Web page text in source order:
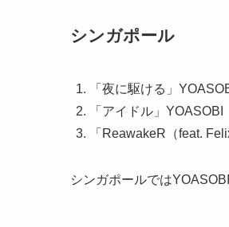
シンガポール
「夜に駆ける」
「アイドル」YOASOBI
「ReawakeR（feat.
シンガポールでは